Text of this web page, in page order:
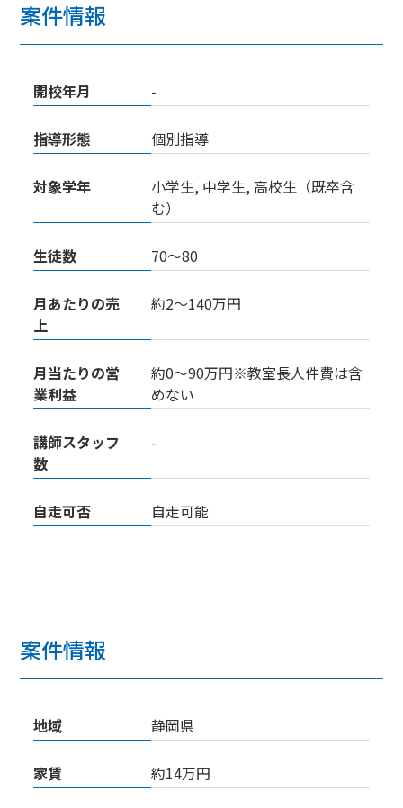
案件情報
開校年月 -
指導形態 個別指導
対象学年
小学生, 中学生, 高校生（既卒含
む）
生徒数 70〜80
月あたりの売
上
約2～140万円
月当たりの営
業利益
約0～90万円※教室長人件費は含
めない
講師スタッフ
数
-
自走可否 自走可能
案件情報
地域 静岡県
家賃 約14万円